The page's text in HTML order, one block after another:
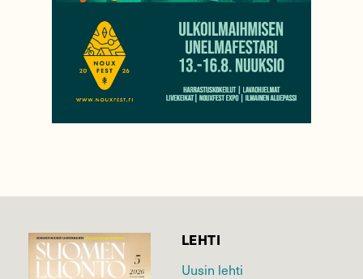
LEHTI
Uusin lehti